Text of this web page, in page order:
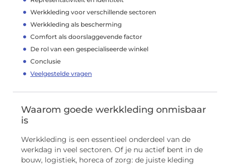
Werkkleding voor verschillende sectoren
Werkkleding als bescherming
Comfort als doorslaggevende factor
De rol van een gespecialiseerde winkel
Conclusie
Veelgestelde vragen
Waarom goede werkkleding onmisbaar
is
Werkkleding is een essentieel onderdeel van de
werkdag in veel sectoren. Of je nu actief bent in de
bouw, logistiek, horeca of zorg: de juiste kleding